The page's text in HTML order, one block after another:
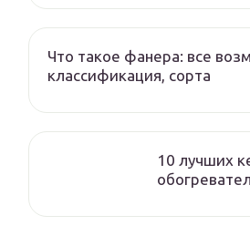
Что такое фанера: все
классификация, сорта
10 лучших